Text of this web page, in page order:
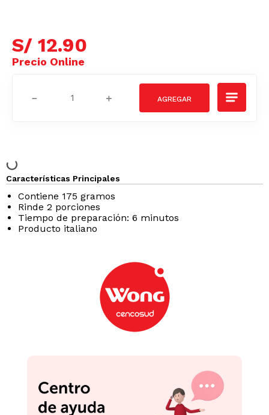
S/ 12 90
Características Principales
Contiene 175 gramos
Rinde 2 porciones
Tiempo de preparación: 6 minutos
Producto italiano
Panko Premium Bárcidda
Mezcla para Apanar
Ajinomix Ajinomoto
Crocante Bolsa 96 g